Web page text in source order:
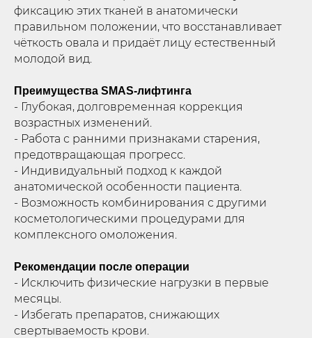
фиксацию этих тканей в анатомически
правильном положении, что восстанавливает
чёткость овала и придаёт лицу естественный
молодой вид.
Преимущества SMAS-лифтинга
- Глубокая, долговременная коррекция
возрастных изменений.
- Работа с ранними признаками старения,
предотвращающая прогресс.
- Индивидуальный подход к каждой
анатомической особенности пациента.
- Возможность комбинирования с другими
косметологическими процедурами для
комплексного омоложения.
Рекомендации после операции
- Исключить физические нагрузки в первые
месяцы.
- Избегать препаратов, снижающих
свертываемость крови.